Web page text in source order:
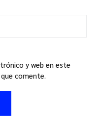
y web en este
comente.